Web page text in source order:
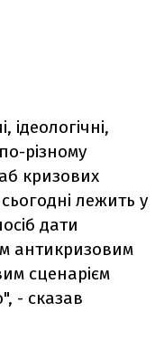
ідеологічні,
різному
кризових
лежить у
дати
антикризовим
сценарієм
- сказав